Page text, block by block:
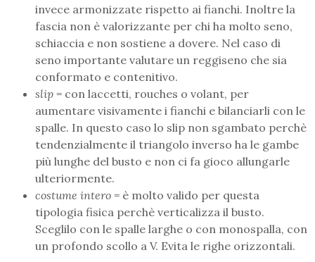
invece armonizzate rispetto ai fianchi. Inoltre la
fascia non è valorizzante per chi ha molto seno,
schiaccia e non sostiene a dovere. Nel caso di
seno importante valutare un reggiseno che sia
conformato e contenitivo.
slip = con laccetti, rouches o volant, per
aumentare visivamente i fianchi e bilanciarli con le
spalle. In questo caso lo slip non sgambato perchè
tendenzialmente il triangolo inverso ha le gambe
più lunghe del busto e non ci fa gioco allungarle
ulteriormente.
costume intero = è molto valido per questa
tipologia fisica perchè verticalizza il busto.
Sceglilo con le spalle larghe o con monospalla, con
un profondo scollo a V. Evita le righe orizzontali.